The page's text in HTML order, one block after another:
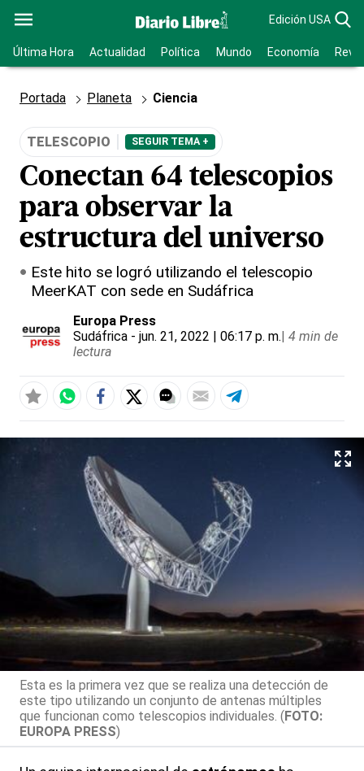
Edición USA
Última Hora Actualidad Política Mundo Economía
Portada Planeta Ciencia
TELESCOPIO SEGUIR TEMA +
Conectan 64 telescopios
para observar la
estructura del universo
Este hito se logró utilizando el telescopio
MeerKAT con sede en Sudáfrica
Europa Press
Sudáfrica - jun. 21, 2022 | 06:17 p. m.| 4 min de
lectura
Esta es la primera vez que se realiza una detección de
este tipo utilizando un conjunto de antenas múltiples
que funcionan como telescopios individuales. (FOTO:
EUROPA PRESS)